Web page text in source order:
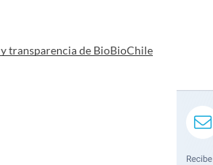
transparencia de BioBioChile